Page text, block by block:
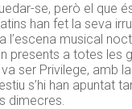
se, però el que
han fet la seva
l’escena musical
presents a totes les
va ser Privilege, amb
s’hi han apuntat
dimecres.